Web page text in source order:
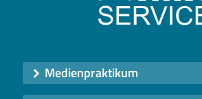
Medienpraktikum